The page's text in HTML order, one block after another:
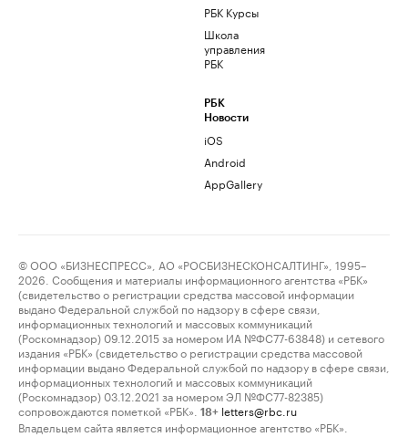
РБК Курсы
Школа
управления
РБК
РБК
Новости
iOS
Android
AppGallery
© ООО «БИЗНЕСПРЕСС», АО «РОСБИЗНЕСКОНСАЛТИНГ», 1995–
2026. Сообщения и материалы информационного агентства «РБК»
(свидетельство о регистрации средства массовой информации
выдано Федеральной службой по надзору в сфере связи,
информационных технологий и массовых коммуникаций
(Роскомнадзор) 09.12.2015 за номером ИА №ФС77-63848) и сетевого
издания «РБК» (свидетельство о регистрации средства массовой
информации выдано Федеральной службой по надзору в сфере связи,
информационных технологий и массовых коммуникаций
(Роскомнадзор) 03.12.2021 за номером ЭЛ №ФС77-82385)
сопровождаются пометкой «РБК».
18+ letters@rbc.ru
Владельцем сайта является информационное агентство «РБК».